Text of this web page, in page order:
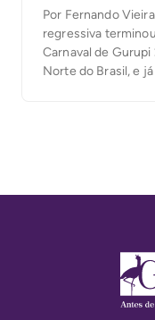
Por Fernando
regressiva
Carnaval de
Norte do Brasil, e